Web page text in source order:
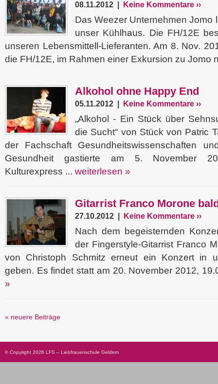
08.11.2012 | Keine Kommentare ››
Das Weezer Unternehmen Jomo
unser Kühlhaus. Die FH/12E
unseren Lebensmittell-Lieferanten. Am 8. Nov.
die FH/12E, im Rahmen einer Exkursion zu Jomo
Alkohol ohne Happy End
05.11.2012 | Keine Kommentare ››
„Alkohol - Ein Stück über
die Sucht“ von Stück von Patric
der Fachschaft Gesundheitswissenschaften
Gesundheit gastierte am 5. November
Kulturexpress ... weiterlesen »
Gitarrist Franco Morone
27.10.2012 | Keine Kommentare ››
Nach dem begeisternden
der Fingerstyle-Gitarrist Franco
von Christoph Schmitz erneut ein Konzert in
geben. Es findet statt am 20. November 2012,
»
« neuere Beiträge
© Copyright 2026 LFS – Liebfrauenschule Geldern